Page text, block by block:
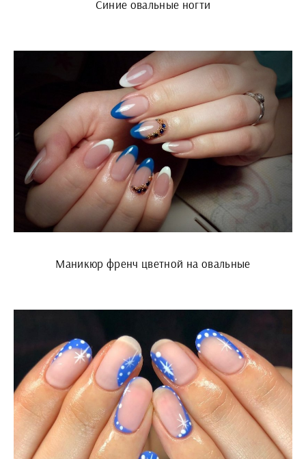
Синие овальные ногти
Маникюр френч цветной на овальные